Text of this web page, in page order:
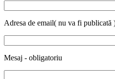
Adresa de email( nu va fi publicată
Mesaj - obligatoriu